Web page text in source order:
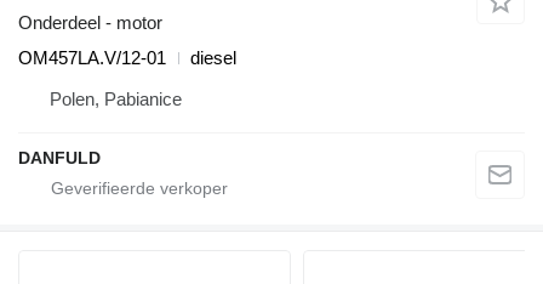
Onderdeel - motor
OM457LA.V/12-01
diesel
Polen, Pabianice
DANFULD